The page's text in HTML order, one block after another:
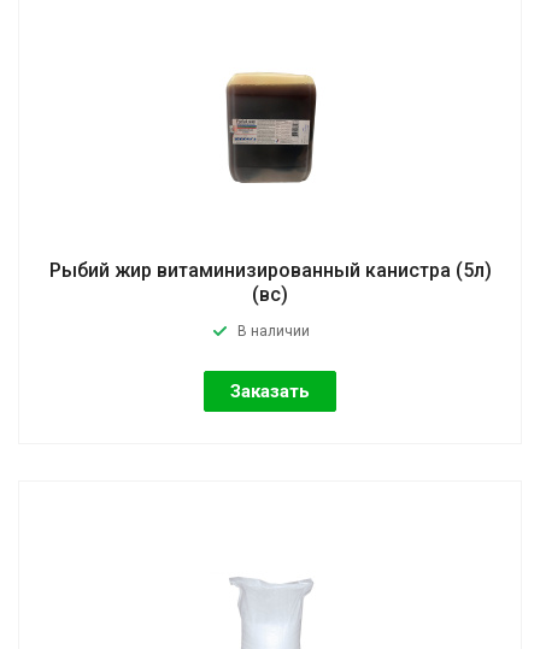
Рыбий жир витаминизированный канистра (5л)
(вс)
В наличии
Заказать